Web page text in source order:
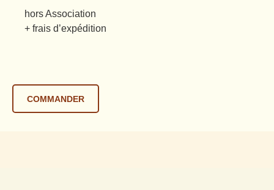
hors Association
+ frais d’expédition
COMMANDER